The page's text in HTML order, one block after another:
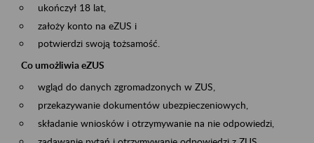
ukończył 18 lat,
założy konto na eZUS i
potwierdzi swoją tożsamość.
Co umożliwia eZUS
wgląd do danych zgromadzonych w ZUS,
przekazywanie dokumentów ubezpieczeniowych,
składanie wniosków i otrzymywanie na nie odpowiedzi,